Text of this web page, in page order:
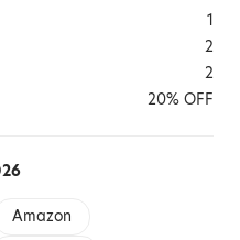
1
2
2
20% OFF
Amazon